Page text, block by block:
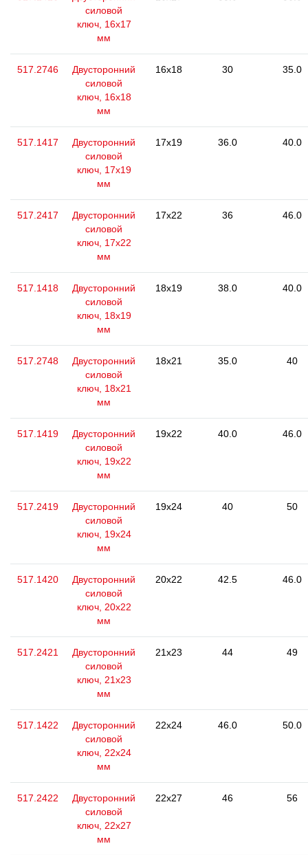
силовой
ключ, 16x17
мм
517.2746
Двусторонний
силовой
ключ, 16x18
мм
16x18 30 35.0
517.1417
Двусторонний
силовой
ключ, 17x19
мм
17x19 36.0 40.0
517.2417
Двусторонний
силовой
ключ, 17x22
мм
17x22 36 46.0
517.1418
Двусторонний
силовой
ключ, 18x19
мм
18x19 38.0 40.0
517.2748
Двусторонний
силовой
ключ, 18x21
мм
18x21 35.0 40
517.1419
Двусторонний
силовой
ключ, 19x22
мм
19x22 40.0 46.0
517.2419
Двусторонний
силовой
ключ, 19x24
мм
19x24 40 50
517.1420
Двусторонний
силовой
ключ, 20x22
мм
20x22 42.5 46.0
517.2421
Двусторонний
силовой
ключ, 21x23
мм
21x23 44 49
517.1422
Двусторонний
силовой
ключ, 22x24
мм
22x24 46.0 50.0
517.2422
Двусторонний
силовой
ключ, 22x27
мм
22x27 46 56